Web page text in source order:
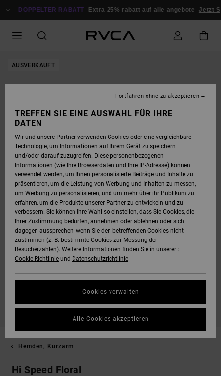
ZUR
DOPPELTER RABATT Extra 25% rabatt auf alle angebote Jetzt
AUSVERKAUFT
Hemden, Kurzarm
Hi Speed Floral
TREFFEN SIE EINE AUSWAHL FÜR IHRE
DATEN
Wir und unsere Partner verwenden Cookies oder eine vergleichbare
Technologie, um Informationen auf Ihrem Gerät zu speichern
und/oder darauf zuzugreifen. Diese personenbezogenen
Informationen (wie Ihre Browserdaten und Ihre IP-Adresse) können
verwendet werden, um Ihnen personalisierte Beiträge und Inhalte zu
präsentieren, um die Leistung von Werbung und Inhalten zu messen,
um Werbung zu personalisieren, und um mehr über ihr Publikum zu
erfahren, um die Produkte unserer Partner zu entwickeln und zu
verbessern. Sie können Ihre Wahl so einstellen, dass Sie Cookies, die
Ihrer Zustimmung bedürfen, annehmen oder ablehnen oder sich
dagegen aussprechen, wenn Sie den betreffenden Cookies nicht
zustimmen (z. B. bestimmte Cookies zur Messung der
Besucherzahlen). Weitere Informationen finden Sie in unserer :
Cookie-Richtlinie und Datenschutzrichtlinie
Cookies verwalten
Fortfahren ohne zu akzeptieren
Alle Cookies akzeptieren